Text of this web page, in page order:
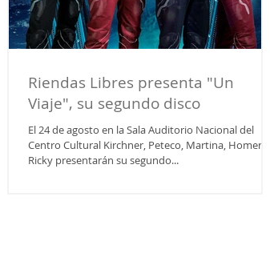
Riendas Libres presenta "Un
Viaje", su segundo disco
El 24 de agosto en la Sala Auditorio Nacional del
Centro Cultural Kirchner, Peteco, Martina, Homero y
Ricky presentarán su segundo...